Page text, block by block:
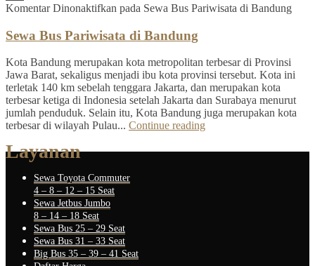
Komentar Dinonaktifkan pada Sewa Bus Pariwisata di Bandung
Sewa Bus Pariwisata di Bandung
Kota Bandung merupakan kota metropolitan terbesar di Provinsi
Jawa Barat, sekaligus menjadi ibu kota provinsi tersebut. Kota ini
terletak 140 km sebelah tenggara Jakarta, dan merupakan kota
terbesar ketiga di Indonesia setelah Jakarta dan Surabaya menurut
jumlah penduduk. Selain itu, Kota Bandung juga merupakan kota
terbesar di wilayah Pulau... Continue reading
Layanan
Sewa Toyota Commuter
4 – 8 – 12 – 15 Seat
Sewa Jetbus Jumbo
8 – 14 – 18 Seat
Sewa Bus 25 – 29 Seat
Sewa Bus 31 – 33 Seat
Big Bus 35 – 39 – 41 Seat